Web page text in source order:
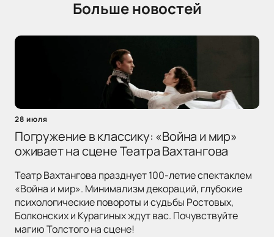
Больше новостей
28 июля
Погружение в классику: «Война и мир»
оживает на сцене Театра Вахтангова
Театр Вахтангова празднует 100-летие спектаклем
«Война и мир». Минимализм декораций, глубокие
психологические повороты и судьбы Ростовых,
Болконских и Курагиных ждут вас. Почувствуйте
магию Толстого на сцене!